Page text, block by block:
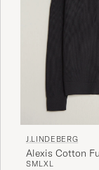
J.LINDEBERG
Alexis Cotton
SMLXL